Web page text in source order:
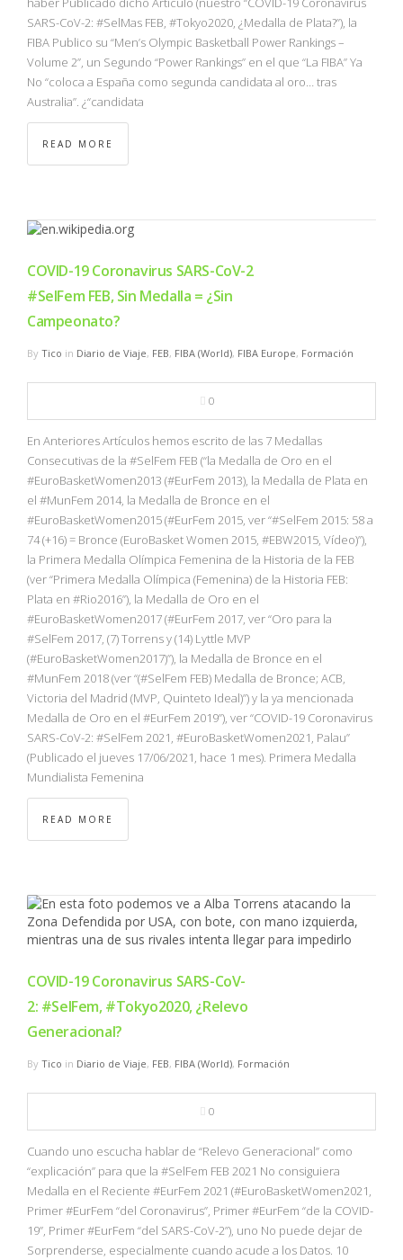
SARS-CoV-2: #SelMas FEB, #Tokyo2020, ¿Medalla de Plata?”), la
FIBA Publico su “Men’s Olympic Basketball Power Rankings –
Volume 2”, un Segundo “Power Rankings” en el que “La FIBA” Ya
No “coloca a España como segunda candidata al oro… tras
Australia”. ¿“candidata
READ MORE
COVID-19 Coronavirus SARS-CoV-2
#SelFem FEB, Sin Medalla = ¿Sin
Campeonato?
By Tico in Diario de Viaje, FEB, FIBA (World), FIBA Europe, Formación
0
En Anteriores Artículos hemos escrito de las 7 Medallas
Consecutivas de la #SelFem FEB (“la Medalla de Oro en el
#EuroBasketWomen2013 (#EurFem 2013), la Medalla de Plata en
el #MunFem 2014, la Medalla de Bronce en el
#EuroBasketWomen2015 (#EurFem 2015, ver “#SelFem 2015: 58 a
74 (+16) = Bronce (EuroBasket Women 2015, #EBW2015, Vídeo)”),
la Primera Medalla Olímpica Femenina de la Historia de la FEB
(ver “Primera Medalla Olímpica (Femenina) de la Historia FEB:
Plata en #Rio2016”), la Medalla de Oro en el
#EuroBasketWomen2017 (#EurFem 2017, ver “Oro para la
#SelFem 2017, (7) Torrens y (14) Lyttle MVP
(#EuroBasketWomen2017)”), la Medalla de Bronce en el
#MunFem 2018 (ver “(#SelFem FEB) Medalla de Bronce; ACB,
Victoria del Madrid (MVP, Quinteto Ideal)”) y la ya mencionada
Medalla de Oro en el #EurFem 2019”), ver “COVID-19 Coronavirus
SARS-CoV-2: #SelFem 2021, #EuroBasketWomen2021, Palau”
(Publicado el jueves 17/06/2021, hace 1 mes). Primera Medalla
Mundialista Femenina
READ MORE
COVID-19 Coronavirus SARS-CoV-
2: #SelFem, #Tokyo2020, ¿Relevo
Generacional?
By Tico in Diario de Viaje, FEB, FIBA (World), Formación
0
Cuando uno escucha hablar de “Relevo Generacional” como
“explicación” para que la #SelFem FEB 2021 No consiguiera
Medalla en el Reciente #EurFem 2021 (#EuroBasketWomen2021,
Primer #EurFem “del Coronavirus”, Primer #EurFem “de la COVID-
19”, Primer #EurFem “del SARS-CoV-2”), uno No puede dejar de
Sorprenderse, especialmente cuando acude a los Datos. 10